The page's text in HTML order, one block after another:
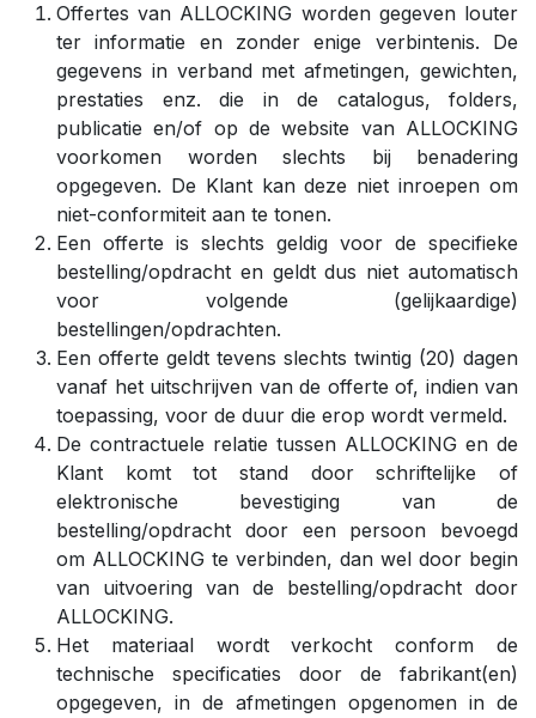
Offertes van ALLOCKING worden gegeven louter
ter informatie en zonder enige verbintenis. De
gegevens in verband met afmetingen, gewichten,
prestaties enz. die in de catalogus, folders,
publicatie en/of op de website van ALLOCKING
voorkomen worden slechts bij benadering
opgegeven. De Klant kan deze niet inroepen om
niet-conformiteit aan te tonen.
Een offerte is slechts geldig voor de specifieke
bestelling/opdracht en geldt dus niet automatisch
voor volgende (gelijkaardige)
bestellingen/opdrachten.
Een offerte geldt tevens slechts twintig (20) dagen
vanaf het uitschrijven van de offerte of, indien van
toepassing, voor de duur die erop wordt vermeld.
De contractuele relatie tussen ALLOCKING en de
Klant komt tot stand door schriftelijke of
elektronische bevestiging van de
bestelling/opdracht door een persoon bevoegd
om ALLOCKING te verbinden, dan wel door begin
van uitvoering van de bestelling/opdracht door
ALLOCKING.
Het materiaal wordt verkocht conform de
technische specificaties door de fabrikant(en)
opgegeven, in de afmetingen opgenomen in de